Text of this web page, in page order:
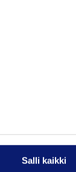
Salli kaikki